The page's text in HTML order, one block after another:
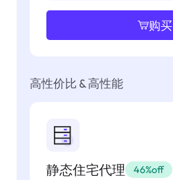
购买
高性价比 & 高性能
静态住宅代理 46%off